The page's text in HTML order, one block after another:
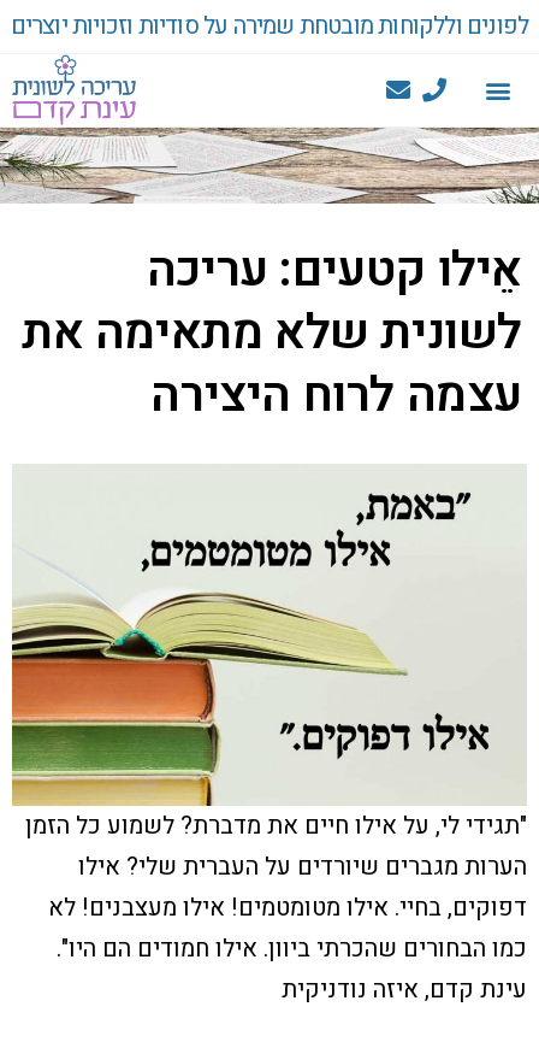
לפונים וללקוחות מובטחת שמירה על סודיות וזכויות יוצרים
אֵילו קטעים: עריכה
לשונית שלא מתאימה את
עצמה לרוח היצירה
"תגידי לי, על אילו חיים את מדברת? לשמוע כל הזמן
הערות מגברים שיורדים על העברית שלי? אילו
דפוקים, בחיי. אילו מטומטמים! אילו מעצבנים! לא
כמו הבחורים שהכרתי ביוון. אילו חמודים הם היו".
עינת קדם, איזה נודניקית